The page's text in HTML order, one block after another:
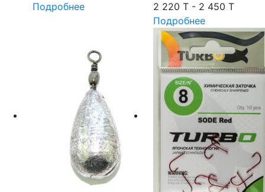
Подробнее
2 220 T - 2 450 T
Подробнее